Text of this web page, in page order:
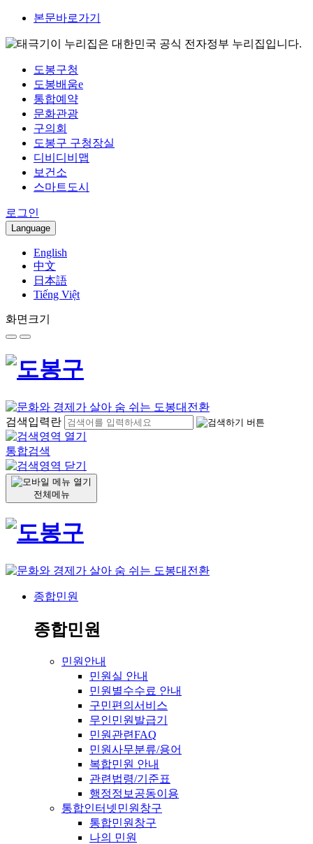
본문바로가기
이 누리집은 대한민국 공식 전자정부 누리집입니다.
도봉구청
도봉배움e
통합예약
문화관광
구의회
도봉구 구청장실
디비디비맵
보건소
스마트도시
로그인
Language
English
中文
日本語
Tiếng Việt
화면크기
검색입력란
통합검색
전체메뉴
종합민원
종합민원
민원안내
민원실 안내
민원별수수료 안내
구민편의서비스
무인민원발급기
민원관련FAQ
민원사무분류/용어
복합민원 안내
관련법령/기준표
행정정보공동이용
통합인터넷민원창구
통합민원창구
나의 민원